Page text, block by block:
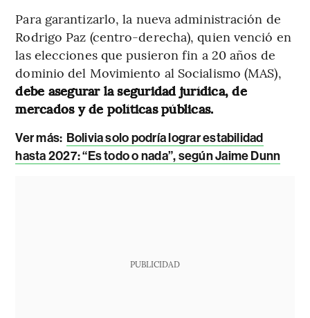
Para garantizarlo, la nueva administración de
Rodrigo Paz (centro-derecha), quien venció en
las elecciones que pusieron fin a 20 años de
dominio del Movimiento al Socialismo (MAS),
debe asegurar la seguridad jurídica, de
mercados y de políticas públicas.
Ver más: Bolivia solo podría lograr estabilidad
hasta 2027: “Es todo o nada”, según Jaime Dunn
PUBLICIDAD